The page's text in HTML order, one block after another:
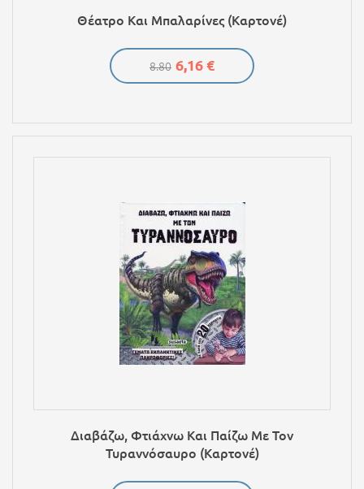
Θέατρο Και Μπαλαρίνες (Καρτονέ)
8.80 6,16 €
Διαβάζω, Φτιάχνω Και Παίζω Με Τον
Τυραννόσαυρο (Καρτονέ)